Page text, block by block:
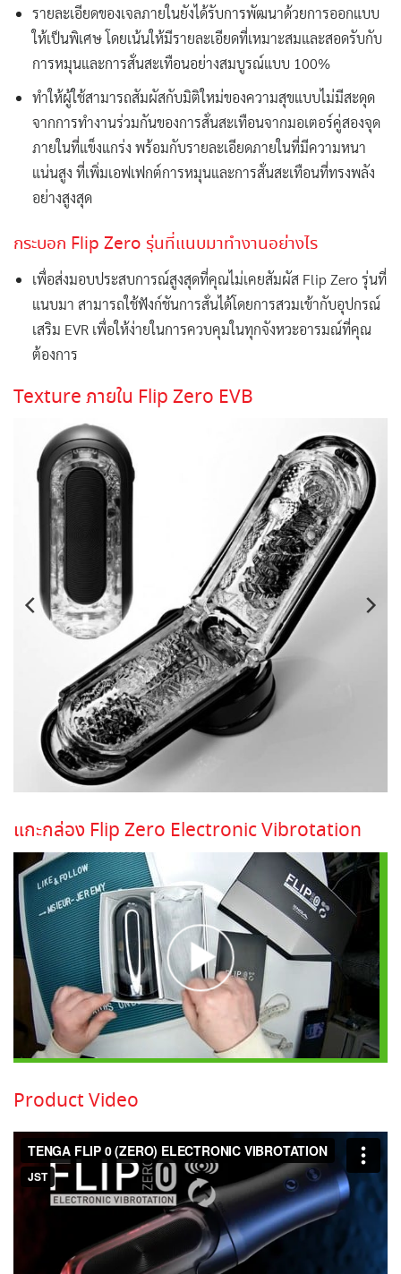
รายละเอียดของเจลภายในยังได้รับการพัฒนาด้วยการออกแบบ
ให้เป็นพิเศษ โดยเน้นให้มีรายละเอียดที่เหมาะสมและสอดรับกับ
การหมุนและการสั่นสะเทือนอย่างสมบูรณ์แบบ 100%
ทำให้ผู้ใช้สามารถสัมผัสกับมิติใหม่ของความสุขแบบไม่มีสะดุด
จากการทำงานร่วมกันของการสั่นสะเทือนจากมอเตอร์คู่สองจุด
ภายในที่แข็งแกร่ง พร้อมกับรายละเอียดภายในที่มีความหนา
แน่นสูง ที่เพิ่มเอฟเฟกต์การหมุนและการสั่นสะเทือนที่ทรงพลัง
อย่างสูงสุด
กระบอก Flip Zero รุ่นที่แนบมาทำงานอย่างไร
เพื่อส่งมอบประสบการณ์สูงสุดที่คุณไม่เคยสัมผัส Flip Zero รุ่นที่
แนบมา สามารถใช้ฟังก์ชันการสั่นได้โดยการสวมเข้ากับอุปกรณ์
เสริม EVR เพื่อให้ง่ายในการควบคุมในทุกจังหวะอารมณ์ที่คุณ
ต้องการ
Texture ภายใน Flip Zero EVB
แกะกล่อง Flip Zero Electronic Vibrotation
Product Video